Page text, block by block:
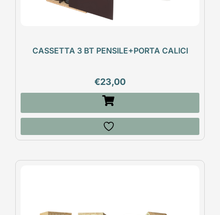
CASSETTA 3 BT PENSILE+PORTA CALICI
€23,00